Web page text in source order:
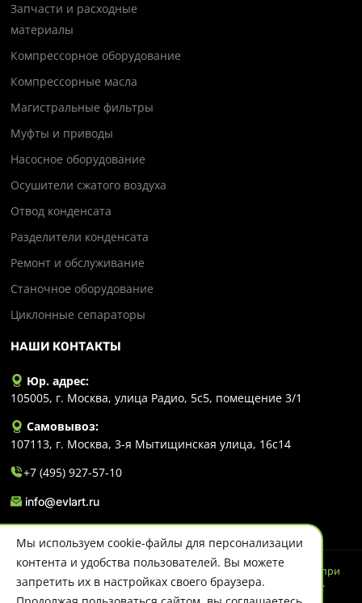
Запчасти и расходные
материалы
Компрессорное оборудование
Компрессорные масла
Магистральные фильтры
Муфты и приводы
Насосное оборудование
Осушители сжатого воздуха
Отвод конденсата
Разделители конденсата
Ремонт и обслуживание
Станочное оборудование
Циклонные сепараторы
НАШИ КОНТАКТЫ
Юр. адрес:
105005, г. Москва, улица Радио, 5с5, помещение 3/1
Самовывоз:
107113, г. Москва, 3-я Мытищинская улица, 16с14
+7 (495) 927-57-10
info@evlart.ru
© 2026 Evlart. Сайт несет информационный характер и ни при
каких обстоятельствах не является публичной офертой.
Политика конфиденциальности
Мы используем cookie-файлы для персонализации
контента и удобства пользователей. Вы можете
запретить их в настройках своего браузера.